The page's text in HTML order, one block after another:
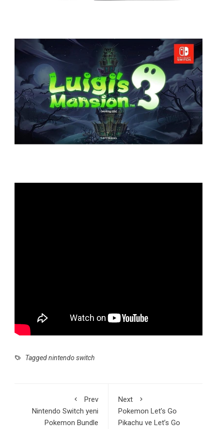
Taggednintendo switch
Prev
Nintendo Switch yeni
Pokemon Bundle
Next
Pokemon Let’s Go
Pikachu ve Let’s Go